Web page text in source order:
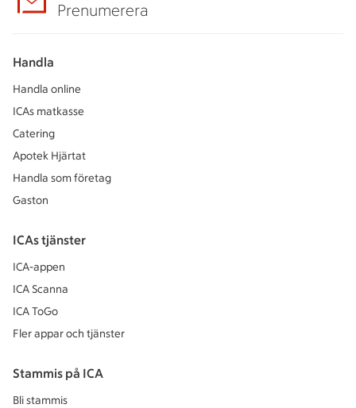
Prenumerera
Handla
Handla online
ICAs matkasse
Catering
Apotek Hjärtat
Handla som företag
Gaston
ICAs tjänster
ICA-appen
ICA Scanna
ICA ToGo
Fler appar och tjänster
Stammis på ICA
Bli stammis